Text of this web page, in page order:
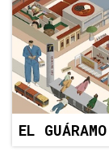
EL GUÁRAMO